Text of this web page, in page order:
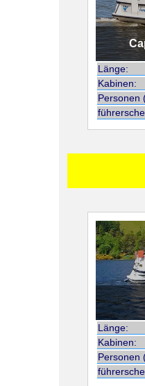
Länge:
Kabinen:
Personen
Länge:
Kabinen:
Personen